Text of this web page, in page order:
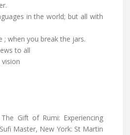
in the world; but all with
; when you break the jars.
to all
Gift of Rumi: Experiencing
Master, New York: St Martin